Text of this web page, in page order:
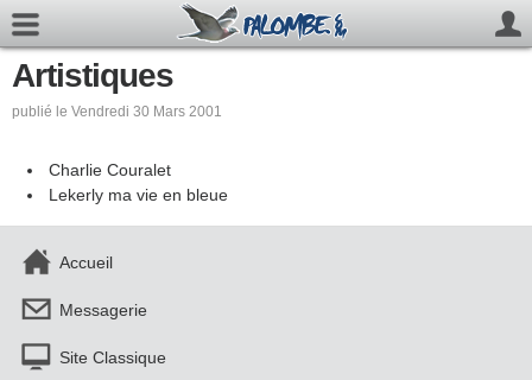
Artistiques
publié le Vendredi 30 Mars 2001
Charlie Couralet
Lekerly ma vie en bleue
Accueil
Messagerie
Site Classique